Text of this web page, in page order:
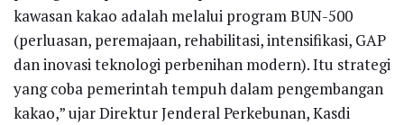
kawasan kakao adalah melalui program BUN-500
(perluasan, peremajaan, rehabilitasi, intensifikasi, GAP
dan inovasi teknologi perbenihan modern). Itu strategi
yang coba pemerintah tempuh dalam pengembangan
kakao,” ujar Direktur Jenderal Perkebunan, Kasdi